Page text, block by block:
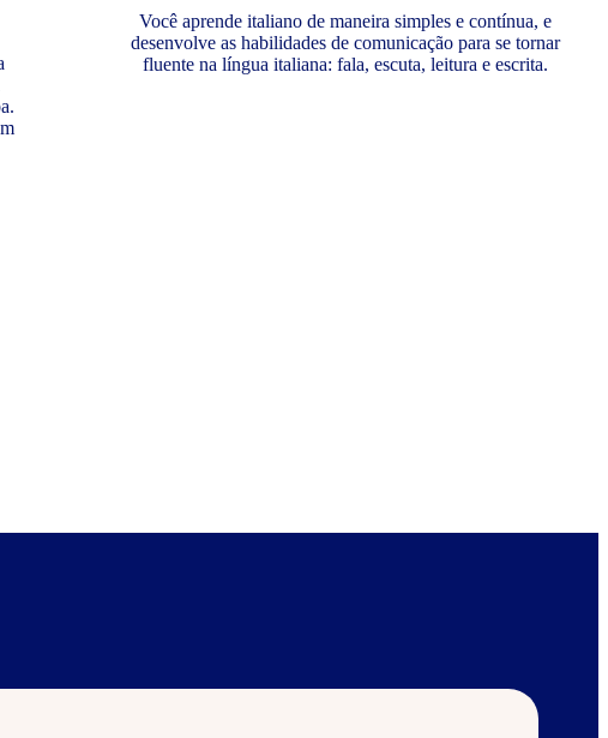
Você aprende italiano de maneira simples e contínua, e
desenvolve as habilidades de comunicação para se tornar
fluente na língua italiana: fala, escuta, leitura e escrita.